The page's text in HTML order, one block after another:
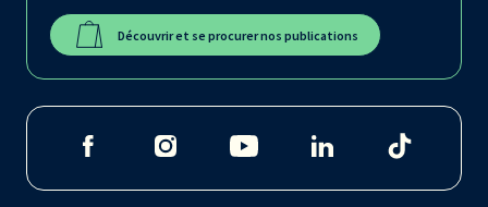
Découvrir et se procurer nos publications